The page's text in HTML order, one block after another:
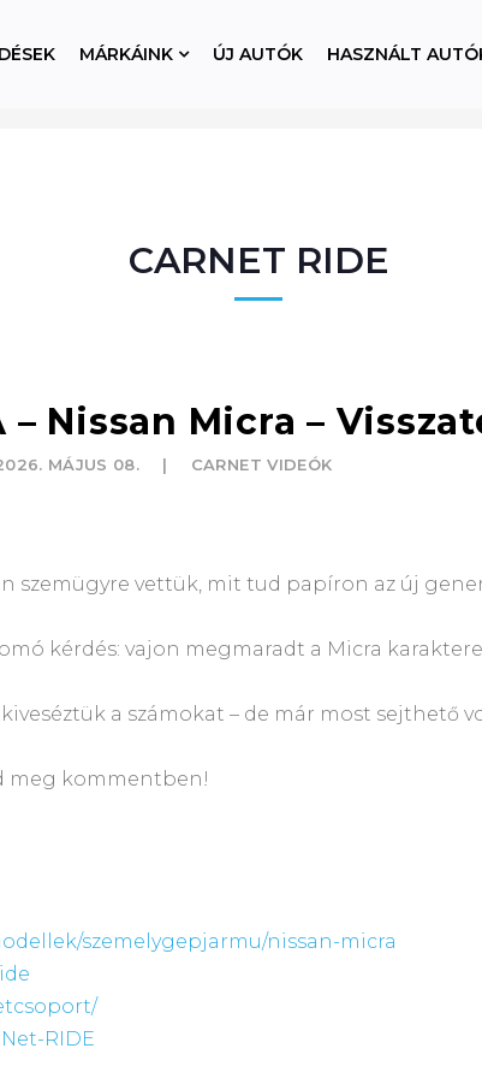
MÁRKÁINK ÚJ AUTÓK HASZNÁLT
CARNET RIDE
– Nissan Micra –
MÁJUS 08. CARNET VIDEÓK
szemügyre vettük, mit tud papíron az új
kérdés: vajon megmaradt a Micra
a számokat – de már most sejthető
meg kommentben!
szemelygepjarmu/nissan-micra
RIDE